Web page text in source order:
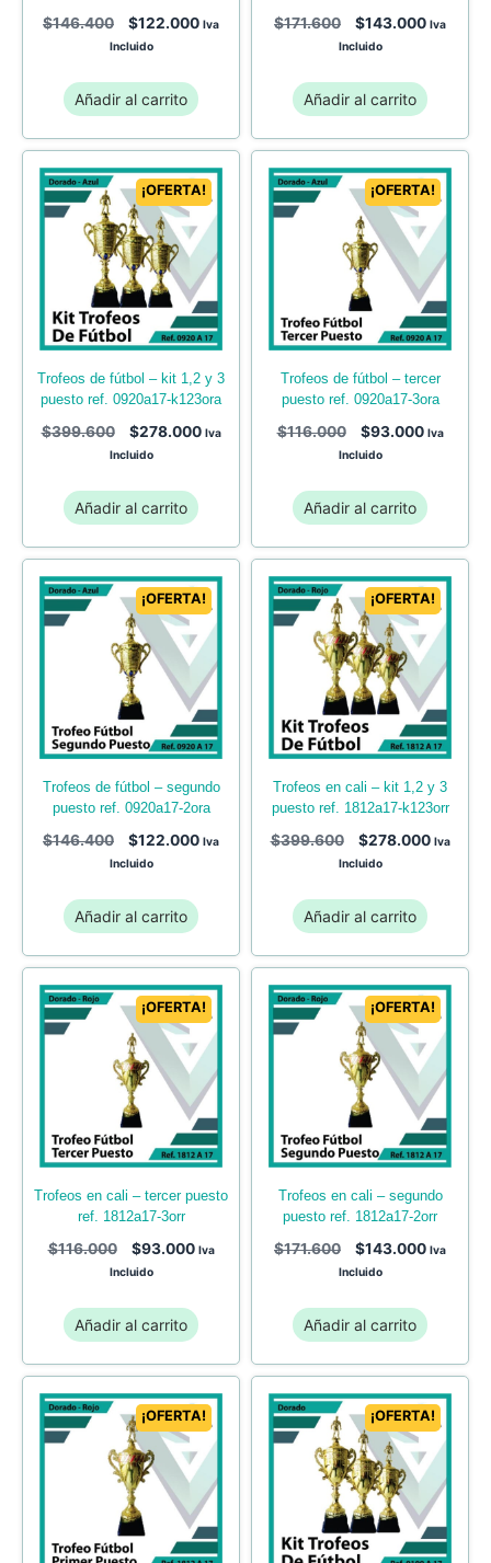
$146.400 $122.000 Iva
Incluido
Añadir al carrito
$171.600 $143.000 Iva
Incluido
Añadir al carrito
¡OFERTA!
trofeos de fútbol – kit 1,2 y 3
puesto ref. 0920a17-k123ora
$399.600 $278.000 Iva
Incluido
Añadir al carrito
¡OFERTA!
trofeos de fútbol – tercer
puesto ref. 0920a17-3ora
$116.000 $93.000 Iva
Incluido
Añadir al carrito
¡OFERTA!
trofeos de fútbol – segundo
puesto ref. 0920a17-2ora
$146.400 $122.000 Iva
Incluido
Añadir al carrito
¡OFERTA!
trofeos en cali – kit 1,2 y 3
puesto ref. 1812a17-k123orr
$399.600 $278.000 Iva
Incluido
Añadir al carrito
¡OFERTA!
trofeos en cali – tercer puesto
ref. 1812a17-3orr
$116.000 $93.000 Iva
Incluido
Añadir al carrito
¡OFERTA!
trofeos en cali – segundo
puesto ref. 1812a17-2orr
$171.600 $143.000 Iva
Incluido
Añadir al carrito
¡OFERTA! ¡OFERTA!